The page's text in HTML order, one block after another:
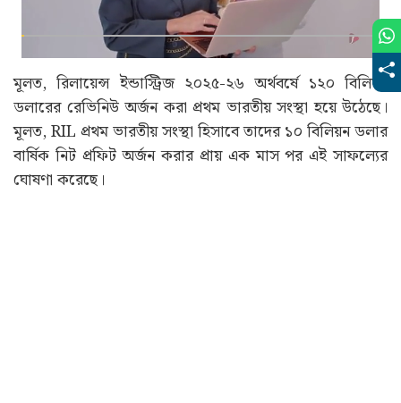
মূলত, রিলায়েন্স ইন্ডাস্ট্রিজ ২০২৫-২৬ অর্থবর্ষে ১২০ বিলিয়ন
ডলারের রেভিনিউ অর্জন করা প্রথম ভারতীয় সংস্থা হয়ে উঠেছে।
মূলত, RIL প্রথম ভারতীয় সংস্থা হিসাবে তাদের ১০ বিলিয়ন ডলার
বার্ষিক নিট প্রফিট অর্জন করার প্রায় এক মাস পর এই সাফল্যের
ঘোষণা করেছে।